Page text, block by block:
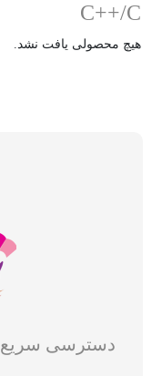
C++/C
هیچ محصولی یافت نشد.
دسترسی سریع